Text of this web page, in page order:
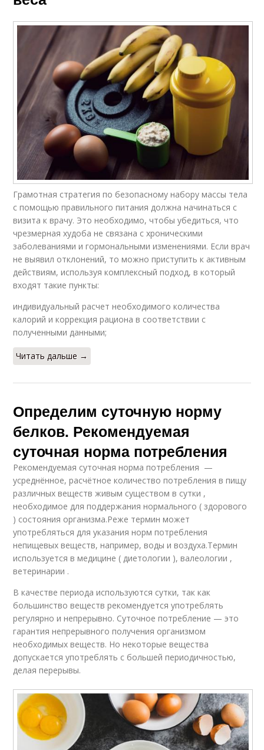
Грамотная стратегия по безопасному набору массы тела
с помощью правильного питания должна начинаться с
визита к врачу. Это необходимо, чтобы убедиться, что
чрезмерная худоба не связана с хроническими
заболеваниями и гормональными изменениями. Если врач
не выявил отклонений, то можно приступить к активным
действиям, используя комплексный подход, в который
входят такие пункты:
индивидуальный расчет необходимого количества
калорий и коррекция рациона в соответствии с
полученными данными;
Читать дальше →
Определим суточную норму
белков. Рекомендуемая
суточная норма потребления
Рекомендуемая суточная норма потребления —
усреднённое, расчётное количество потребления в пищу
различных веществ живым существом в сутки ,
необходимое для поддержания нормального ( здорового
) состояния организма.Реже термин может
употребляться для указания норм потребления
непищевых веществ, например, воды и воздуха.Термин
используется в медицине ( диетологии ), валеологии ,
ветеринарии .
В качестве периода используются сутки, так как
большинство веществ рекомендуется употреблять
регулярно и непрерывно. Суточное потребление — это
гарантия непрерывного получения организмом
необходимых веществ. Но некоторые вещества
допускается употреблять с большей периодичностью,
делая перерывы.